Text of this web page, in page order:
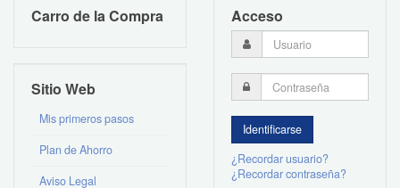
Carro de la Compra
Sitio Web
Mis primeros pasos
Plan de Ahorro
Aviso Legal
Acceso
¿Recordar usuario?
¿Recordar contraseña?